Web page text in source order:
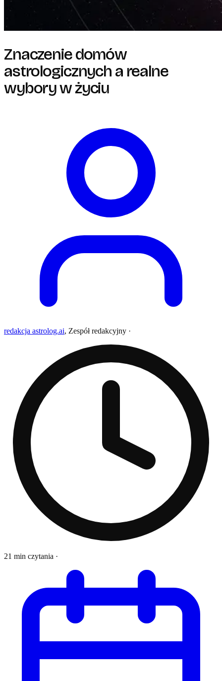
Znaczenie domów
astrologicznych a realne
wybory w życiu
redakcja astrolog.ai, Zespół redakcyjny ·
21 min czytania ·